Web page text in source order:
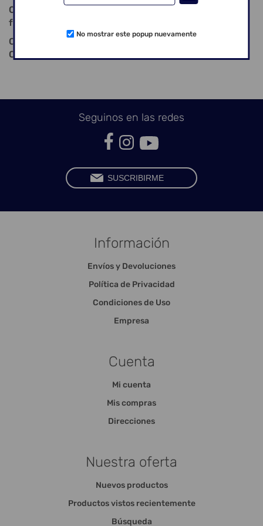
Creation CC Creapast - porque la base es
fundamental.
Colores (3 gr): A1, A2, A3, A3,5, A4, B1, B2, B3, B4, C1,
C2, C3, C4, D2, D3, D4.
Seguinos en las redes
Información
Envíos y Devoluciones
Política de Privacidad
Condiciones de Uso
Empresa
Cuenta
Mi cuenta
Mis compras
Direcciones
Nuestra oferta
Nuevos productos
Productos vistos recientemente
Búsqueda
No mostrar este popup nuevamente